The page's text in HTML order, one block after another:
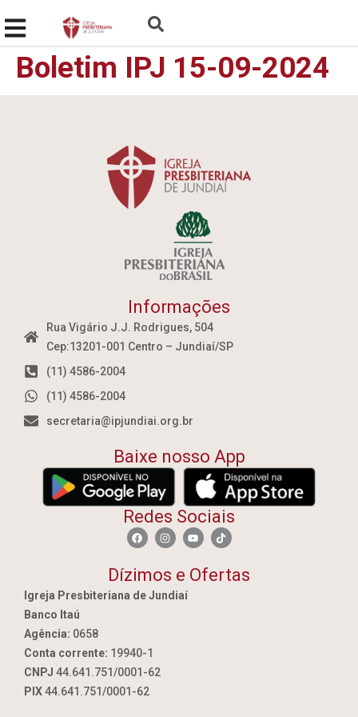
Boletim IPJ 15-09-2024
Informações
Rua Vigário J.J. Rodrigues, 504
Cep:13201-001 Centro – Jundiaí/SP
(11) 4586-2004
(11) 4586-2004
secretaria@ipjundiai.org.br
Baixe nosso App
Redes Sociais
Dízimos e Ofertas
Igreja Presbiteriana de Jundiaí
Banco Itaú
Agência: 0658
Conta corrente: 19940-1
CNPJ 44.641.751/0001-62
PIX44.641.751/0001-62